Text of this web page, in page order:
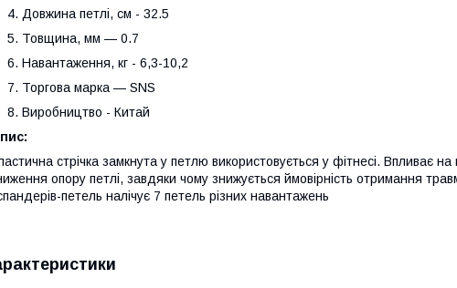
Довжина петлі, см - 32.5
Товщина, мм — 0.7
Навантаження, кг - 6,3-10,2
Торгова марка — SNS
Виробництво - Китай
стрічка замкнута у петлю використовується у фітнесі. Впливає
опору петлі, завдяки чому знижується ймовірність отримання
петель налічує 7 петель різних навантажень